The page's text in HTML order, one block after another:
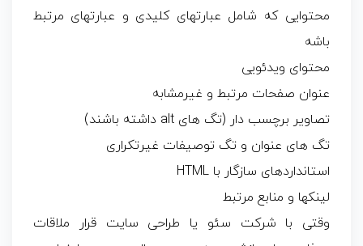
محتوایی که شامل عبارتهای کلیدی و عبارتهای مرتبط
باشه
محتوای ویدئویی
عنوان صفحات مرتبط و غیرمشابه
تصاویر برچسب دار (تگ های alt داشته باشند)
تگ های عنوان و تگ توصیفات غیرتکراری
استانداردهای سازگار با HTML
لینکها و منابع مرتبط
وقتی با شرکت سئو یا طراحی سایت قرار ملاقات